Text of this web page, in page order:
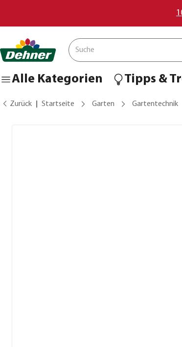
Alle Kategorien Tipps &
Zurück Startseite Garten Gartentechnik